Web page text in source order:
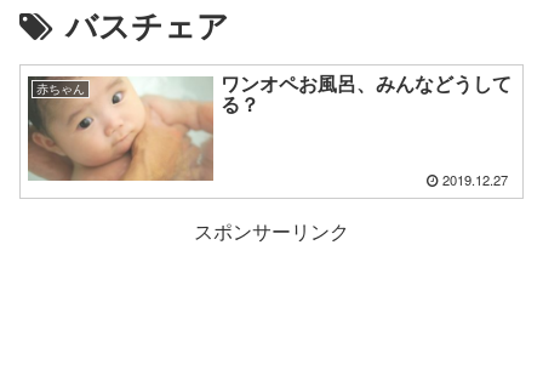
バスチェア
赤ちゃん ワンオペお風呂、みんなどうして
る？
2019.12.27
スポンサーリンク